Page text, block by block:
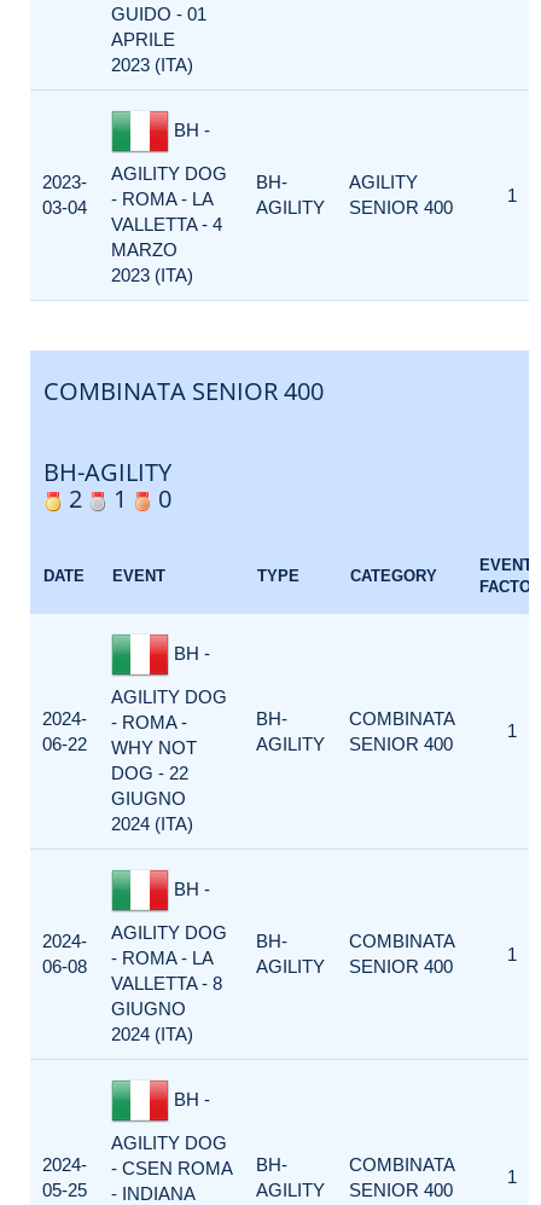
GUIDO - 01
APRILE
2023 (ITA)
2023-
03-04
BH -
AGILITY DOG
- ROMA - LA
VALLETTA - 4
MARZO
2023 (ITA)
BH-
AGILITY
AGILITY
SENIOR 400
1
COMBINATA SENIOR 400
BH-AGILITY
2
1 0
DATE EVENT TYPE CATEGORY
EVENT
FACTOR
2024-
06-22
BH -
AGILITY DOG
- ROMA -
WHY NOT
DOG - 22
GIUGNO
2024 (ITA)
BH-
AGILITY
COMBINATA
SENIOR 400
1
2024-
06-08
BH -
AGILITY DOG
- ROMA - LA
VALLETTA - 8
GIUGNO
2024 (ITA)
BH-
AGILITY
COMBINATA
SENIOR 400
1
2024-
05-25
BH -
AGILITY DOG
- CSEN ROMA
- INDIANA
BH-
AGILITY
COMBINATA
SENIOR 400
1